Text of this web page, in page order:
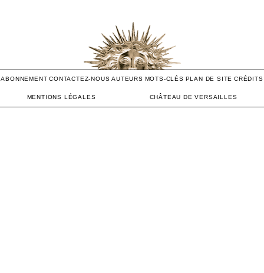
ABONNEMENT CONTACTEZ-NOUS AUTEURS MOTS-CLÉS PLAN DE SITE CRÉDITS
MENTIONS LÉGALES CHÂTEAU DE VERSAILLES